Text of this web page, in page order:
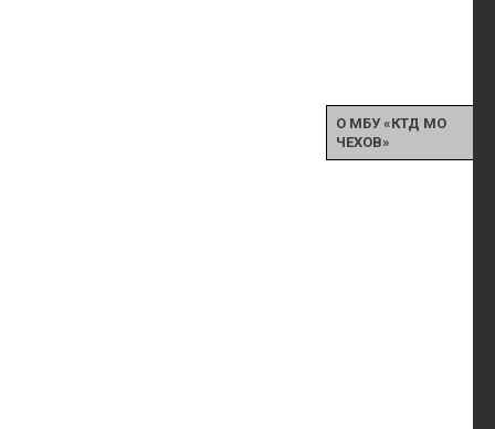
О МБУ «КТД МО
ЧЕХОВ»